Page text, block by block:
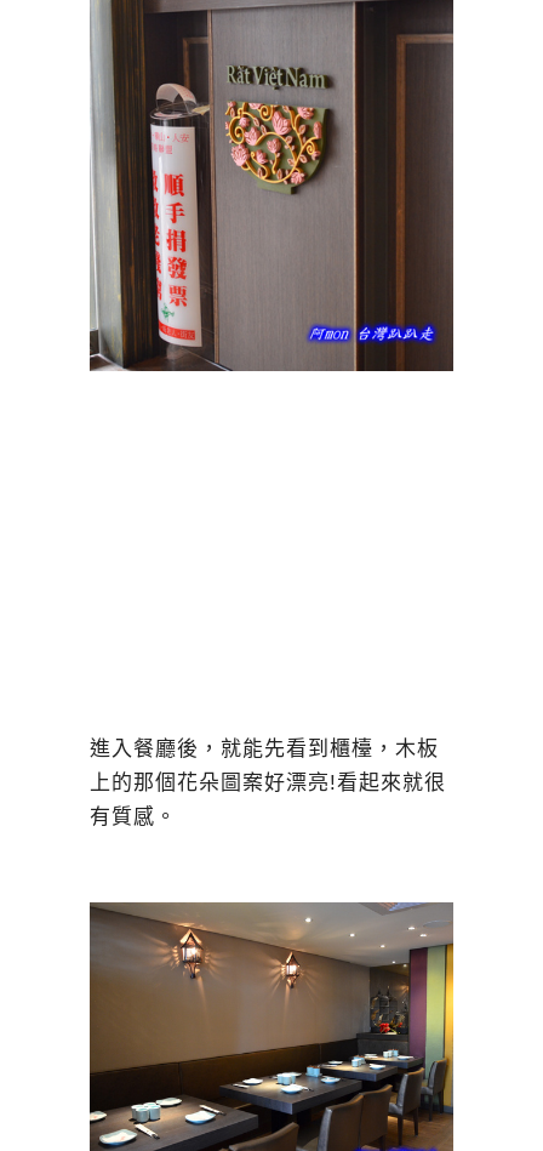
進入餐廳後，就能先看到櫃檯，木板
上的那個花朵圖案好漂亮!看起來就很
有質感。